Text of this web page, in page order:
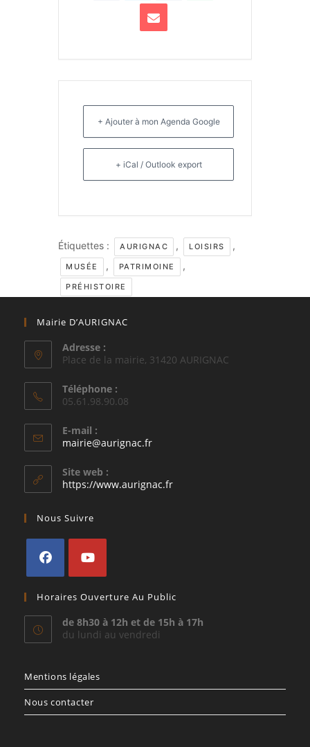
+ Ajouter à mon Agenda Google
+ iCal / Outlook export
Étiquettes : AURIGNAC , LOISIRS ,
MUSÉE , PATRIMOINE ,
PRÉHISTOIRE
Mairie D’AURIGNAC
Adresse :
Place de la mairie, 31420 AURIGNAC
Téléphone :
05.61.98.90.08
E-mail :
mairie@aurignac.frS’ouvre
application
Site web :
https://www.aurignac.fr
Nous Suivre
dans
un
nouvel
dans
un
nouvel
Horaires Ouverture Au Public
de 8h30 à 12h et de 15h à 17h
du lundi au vendredi
Mentions légales
Nous contacter